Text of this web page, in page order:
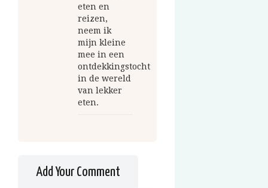
eten en
reizen,
neem ik
mijn kleine
mee in een
ontdekkingstocht
in de wereld
van lekker
eten.
Add Your Comment